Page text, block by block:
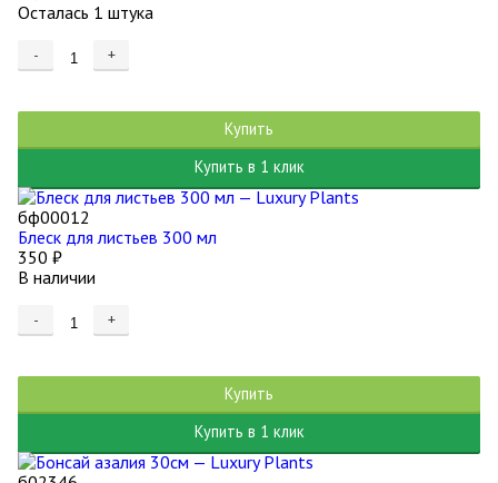
Осталась 1 штука
- +
Купить
Купить в 1 клик
бф00012
Блеск для листьев 300 мл
350 ₽
В наличии
- +
Купить
Купить в 1 клик